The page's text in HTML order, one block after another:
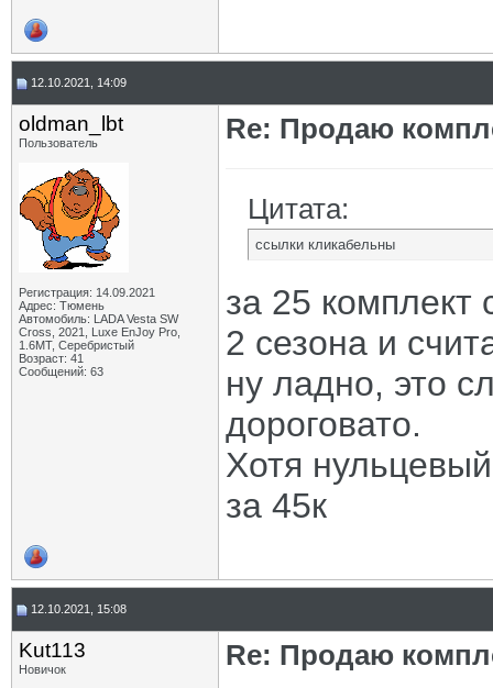
12.10.2021, 14:09
oldman_lbt
Пользователь
Регистрация: 14.09.2021
Адрес: Тюмень
Автомобиль: LADA Vesta SW
Cross, 2021, Luxe EnJoy Pro,
1.6МТ, Серебристый
Возраст: 41
Сообщений: 63
Re: Продаю
Цитата:
ссылки кликабельны
за 25
2 сезона и
ну ладно, это
дороговато.
Хотя
за 45к
12.10.2021, 15:08
Kut113
Новичок
Re: Продаю